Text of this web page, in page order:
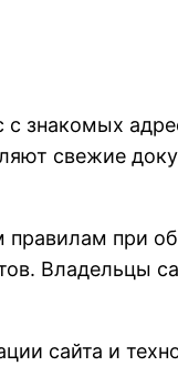
знакомых
свежие
при
Владельцы
сайта и